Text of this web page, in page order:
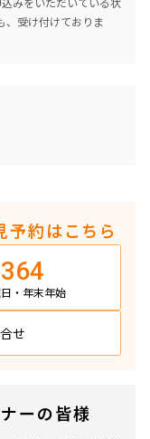
、受け付けておりま
予約はこちら
・年末年始
せ
ーの皆様